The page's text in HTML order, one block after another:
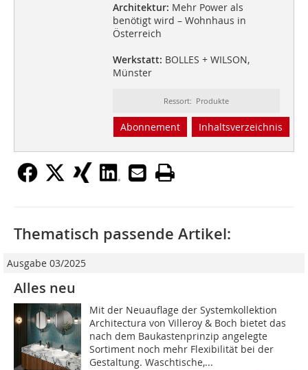
Architektur: Mehr Power als
benötigt wird – Wohnhaus in
Österreich
Werkstatt: BOLLES + WILSON,
Münster
Ressort: Produkte
Abonnement Inhaltsverzeichnis
Thematisch passende Artikel:
Ausgabe 03/2025
Alles neu
Mit der Neuauflage der Systemkollektion
Architectura von Villeroy & Boch bietet das
nach dem Baukastenprinzip angelegte
Sortiment noch mehr Flexibilität bei der
Gestaltung. Waschtische,...